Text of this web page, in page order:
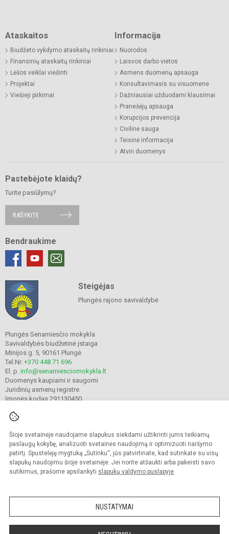
Šioje svetainėje naudojame slapukus siekdami užtikrinti jums teikiamų
paslaugų kokybę, analizuoti svetainės naudojimą ir optimizuoti naršymo
patirtį. Spustelėję mygtuką „Sutinku“, jūs patvirtinate, kad sutinkate su visų
slapukų naudojimu šioje svetainėje. Jei norite atšaukti arba pakeisti savo
sutikimus, prašome apsilankyti slapukų valdymo puslapyje.
NUSTATYMAI
Ataskaitos
Biudžeto vykdymo ataskaitų rinkiniai
Finansinių ataskaitų rinkiniai
Lėšos veiklai viešinti
Projektai
Viešieji pirkimai
Informacija
Nuorodos
Laisvos darbo vietos
Asmens duomenų apsauga
Konsultavimasis su visuomene
Dažniausiai užduodami klausimai
Pranešėjų apsauga
Korupcijos prevencija
Civilinė sauga
Teisinė informacija
Atviri duomenys
Pastebėjote klaidų?
Turite pasiūlymų?
RAŠYKITE
Bendraukime
Steigėjas
Plungės rajono savivaldybė
Plungės Senamiesčio mokykla
Savivaldybės biudžetinė įstaiga
Minijos g. 5, 90161 Plungė
Tel.Nr. +370 448 71 696
El. p. info@senamiesciomokykla.lt
Duomenys kaupiami ir saugomi
Juridinių asmenų registre
Įmonės kodas 291130450
© 2022. Plungės Senamiesčio mokykla. Visos teisės saugomos.
Kopijuoti turinį be raštiško gimnazijos sutikimo griežtai draudžiama.
Prieinamumo paraiška Slapukų valdymas
Sumanus būdas atnaujinti